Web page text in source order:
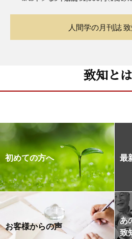
人間学の月刊誌
致知と
初めての方へ 最
お客様からの声
あ
致